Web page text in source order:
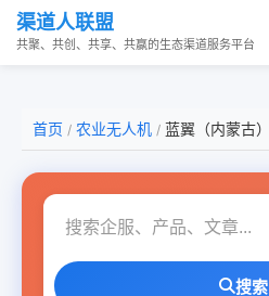
渠道人联盟
共聚、共创、共享、共赢的生态渠道服务平台
首页 / 农业无人机 /
搜索